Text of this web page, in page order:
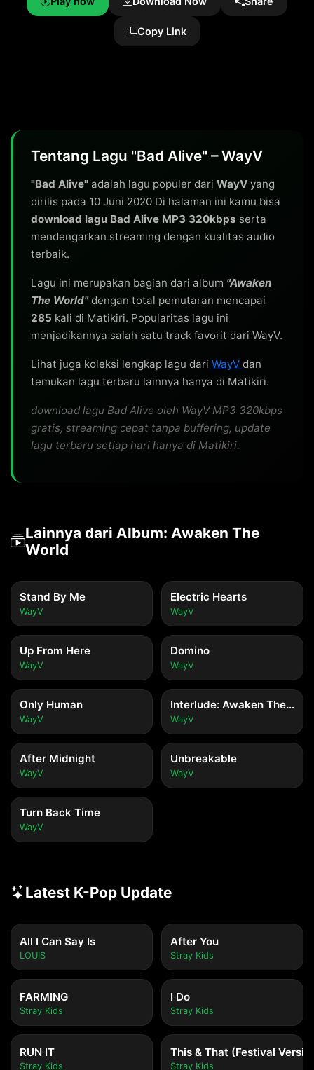
Copy Link
Tentang Lagu "Bad Alive" – WayV
"Bad Alive" adalah lagu populer dari WayV yang
dirilis pada 10 Juni 2020 Di halaman ini kamu bisa
download lagu Bad Alive MP3 320kbps serta
mendengarkan streaming dengan kualitas audio
terbaik.
Lagu ini merupakan bagian dari album "Awaken
The World"dengan total pemutaran mencapai
285 kali di Matikiri. Popularitas lagu ini
menjadikannya salah satu track favorit dari WayV.
Lihat juga koleksi lengkap lagu dari WayV dan
temukan lagu terbaru lainnya hanya di Matikiri.
download lagu Bad Alive oleh WayV MP3 320kbps
gratis, streaming cepat tanpa buffering, update
lagu terbaru setiap hari hanya di Matikiri.
Lainnya dari Album: Awaken The
World
Stand By Me
WayV
Electric Hearts
WayV
Up From Here
WayV
Domino
WayV
Only Human
WayV
Interlude: Awaken The World
WayV
After Midnight
WayV
Unbreakable
WayV
Turn Back Time
WayV
Latest K-Pop Update
All I Can Say Is
LOUIS
After You
Stray Kids
FARMING
Stray Kids
I Do
Stray Kids
RUN IT
Stray Kids
This & That (Festival
Stray Kids